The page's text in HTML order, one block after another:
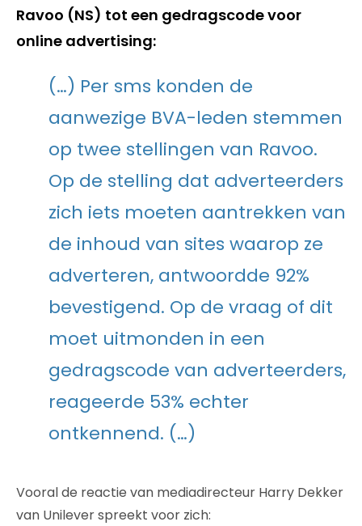
Ravoo (NS) tot een gedragscode voor
online advertising:
(…) Per sms konden de
aanwezige BVA-leden stemmen
op twee stellingen van Ravoo.
Op de stelling dat adverteerders
zich iets moeten aantrekken van
de inhoud van sites waarop ze
adverteren, antwoordde 92%
bevestigend. Op de vraag of dit
moet uitmonden in een
gedragscode van adverteerders,
reageerde 53% echter
ontkennend. (…)
Vooral de reactie van mediadirecteur Harry Dekker
van Unilever spreekt voor zich: